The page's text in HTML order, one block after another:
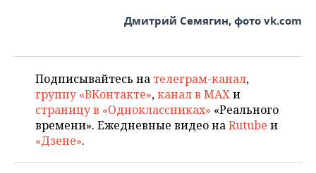
Дмитрий Семягин, фото vk.com
Подписывайтесь на телеграм-канал,
группу «ВКонтакте»,канал в MAXи
страницу в «Одноклассниках» «Реального
времени». Ежедневные видео наRutube и
«Дзене».